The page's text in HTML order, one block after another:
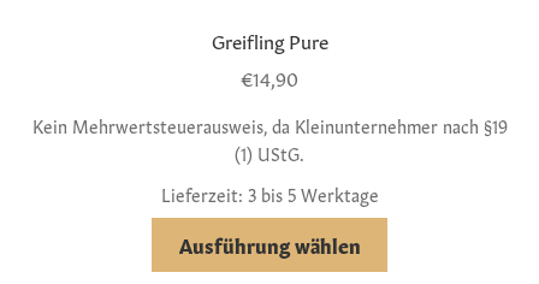
Greifling Pure
€14,90
Kein Mehrwertsteuerausweis, da Kleinunternehmer nach §19
(1) UStG.
Lieferzeit: 3 bis 5 Werktage
Ausführung wählen